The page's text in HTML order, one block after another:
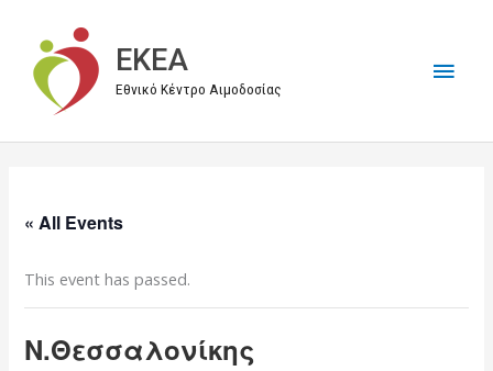
περιεχόμενο
EKEA
Εθνικό Κέντρο Αιμοδοσίας
« All Events
This event has passed.
Ν.Θεσσαλονίκης